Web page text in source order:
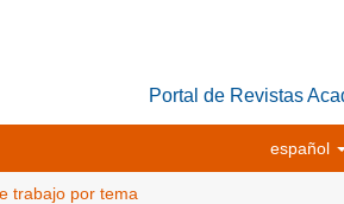
Portal de Revistas
español
trabajo por tema